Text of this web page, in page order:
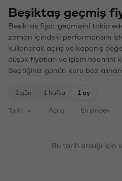
Beşiktaş geçmiş
Beşiktaş fiyat geçmişini takip
zaman içindeki performansını
kullanarak açılış ve kapanış
düşük fiyatları ve işlem hacmini
Seçtiğiniz günün kuru baz
1 gün 1 hafta 1 ay
Tarih Açılış En yüksek
Bu tarih aralığı için